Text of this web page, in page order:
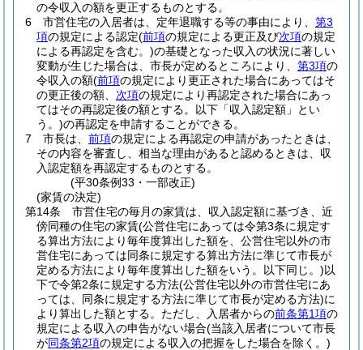
の令収入の額を更正するものとする。
6
市営住宅の入居者は、定年退職する等の事由により、 第3
項の規定による認定(前項の規定による更正及び次項の規定
による再認定を含む。)の基礎となった収入の状況に著しい
変動が生じた場合は、市長が定めるところにより、 第3項の
令収入の額(前項の規定により更正された場合にあってはそ
の更正後の額、 次項の規定により再認定された場合にあっ
てはその再認定後の額とする。以下「収入認定額」とい
う。)の再認定を申請することができる。
7
市長は、 前項の規定による再認定の申請があったときは、
その内容を審査し、相当な理由があると認めるときは、収
入認定額を再認定するものとする。
(平30条例33・一部改正)
(家賃の決定)
第14条
市営住宅の毎月の家賃は、収入認定額に基づき、近
傍同種の住宅の家賃(公営住宅にあっては令第3条に規定す
る算出方法により毎年度算出した額を、公営住宅以外の市
営住宅にあっては同条に規定する算出方法に準じて市長が
定める方法により毎年度算出した額をいう。以下同じ。)以
下で令第2条に規定する方法(公営住宅以外の市営住宅にあ
っては、同条に規定する方法に準じて市長が定める方法)に
より算出した額とする。 ただし、入居者からの前条第1項の
規定による収入の申告がない場合(当該入居者について市長
が同条第2項の規定による収入の把握をした場合を除く。)